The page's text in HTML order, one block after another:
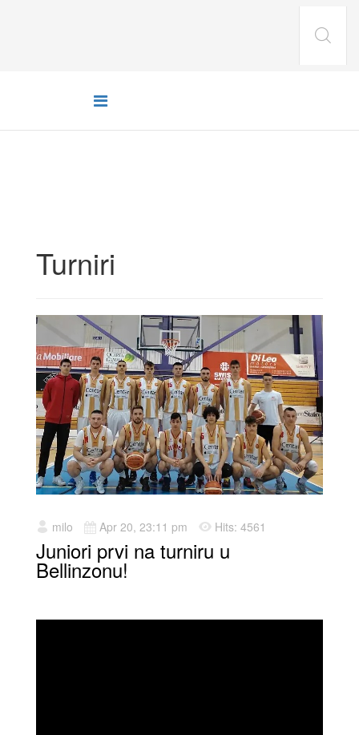
Turniri
milo Apr 20, 23:11 pm Hits: 4561
Juniori prvi na turniru u
Bellinzonu!